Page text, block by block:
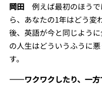
岡田例えば最初のほうで
ら、あなたの1年はどう変
後、英語が今と同じよう
の人生はどういうふうに
す。
――ワクワクしたり、一